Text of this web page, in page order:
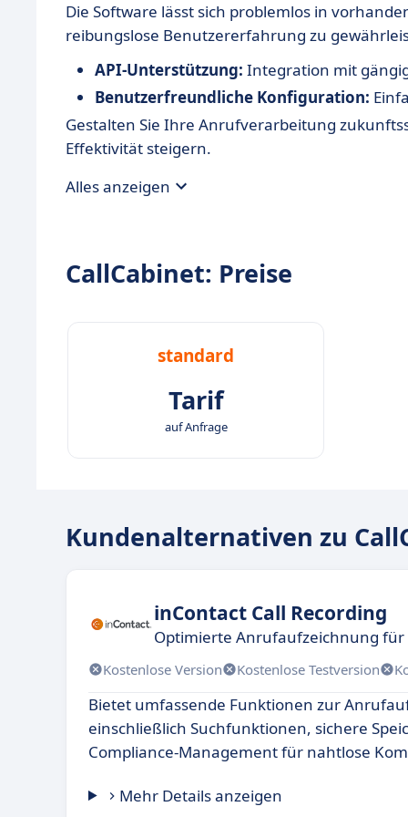
Die Software lässt sich problemlos in
reibungslose Benutzererfahrung zu
API-Unterstützung: Integration mit
Benutzerfreundliche Konfiguration:
Gestalten Sie Ihre Anrufverarbeitung
Effektivität steigern.
Alles anzeigen
CallCabinet: Preise
standard
Tarif
auf Anfrage
Kundenalternativen zu
inContact Call Recording
Optimierte Anrufaufzeichnung
Kostenlose Version Kostenlose Testversion
Bietet umfassende Funktionen zur
einschließlich Suchfunktionen, sichere
Compliance-Management für nahtlose
Mehr Details anzeigen